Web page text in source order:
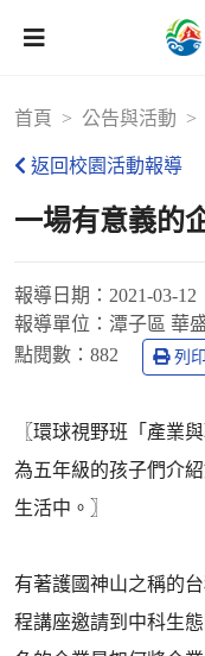
首頁 公告與活動
返回校園活動報導
一場有意義的
報導日期： 2021-03-12
報導單位： 潭子區 華
點閱數： 882 列印
〖環球視野班「產業
為五年級的孩子們介
生活中。〗
有著護國神山之稱的
程講座邀請到中科生